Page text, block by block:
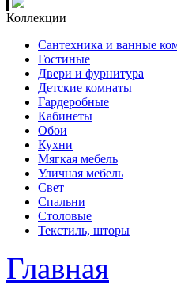
Коллекции
Сантехника и ванные
Гостиные
Двери и фурнитура
Детские комнаты
Гардеробные
Кабинеты
Обои
Кухни
Мягкая мебель
Уличная мебель
Свет
Спальни
Столовые
Текстиль, шторы
Главная